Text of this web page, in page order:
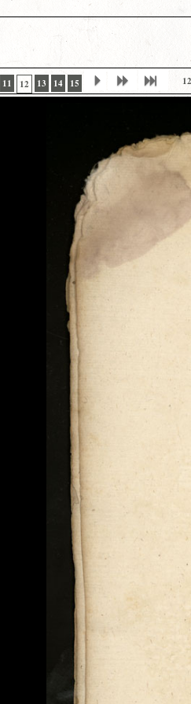
11 12 13 14 15